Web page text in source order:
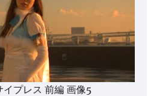
イプレス 前編 画像5